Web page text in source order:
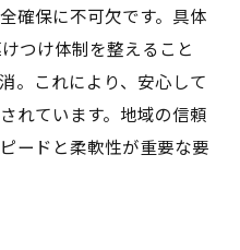
確保に不可欠です。具体
つけ体制を整えること
。これにより、安心して
れています。地域の信頼
ードと柔軟性が重要な要